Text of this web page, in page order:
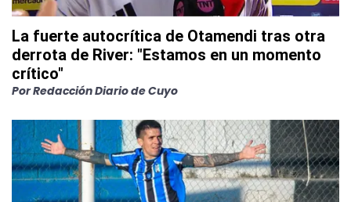
La fuerte autocrítica de Otamendi tras otra
derrota de River: "Estamos en un momento
crítico"
PorRedacción Diario de Cuyo